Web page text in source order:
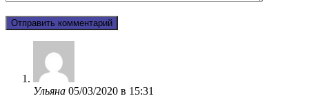
Ульяна 05/03/2020 в 15:31